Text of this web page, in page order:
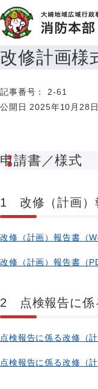
改修計画様
記事番号： 2-61
公開日 2025年10月28日
申請書／様式
1 改修（計画）
改修（計画）報告書（
改修（計画）報告書（
2 点検報告に係
点検報告に係る改修（
点検報告に係る改修（